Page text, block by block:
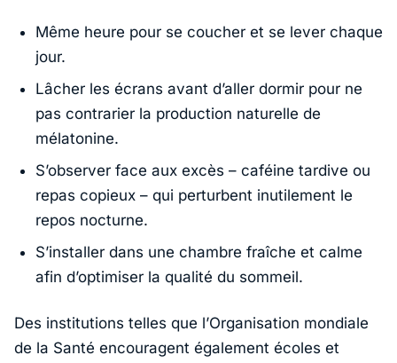
Même heure pour se coucher et se lever chaque
jour.
Lâcher les écrans avant d’aller dormir pour ne
pas contrarier la production naturelle de
mélatonine.
S’observer face aux excès – caféine tardive ou
repas copieux – qui perturbent inutilement le
repos nocturne.
S’installer dans une chambre fraîche et calme
afin d’optimiser la qualité du sommeil.
Des institutions telles que l’Organisation mondiale
de la Santé encouragent également écoles et